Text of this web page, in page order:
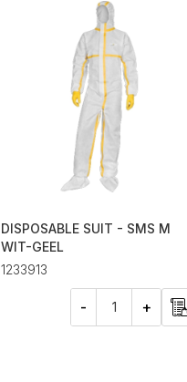
DISPOSABLE SUIT - SMS M
WIT-GEEL
1233913
- +